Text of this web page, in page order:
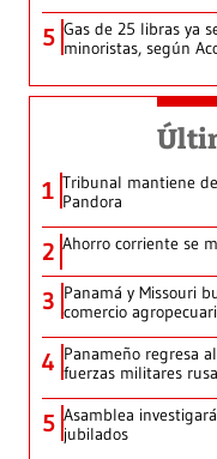
5 Gas de 25 libras ya
minoristas, según
1 Tribunal mantiene
Pandora
2 Ahorro corriente se
3 Panamá y Missouri
comercio
4 Panameño regresa
fuerzas militares
5 Asamblea
jubilados